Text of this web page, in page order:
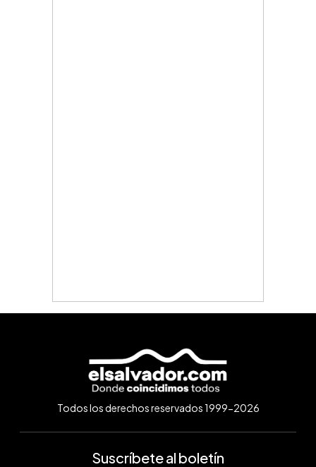
Todos los derechos reservados 1999-2026
Suscríbete al boletín